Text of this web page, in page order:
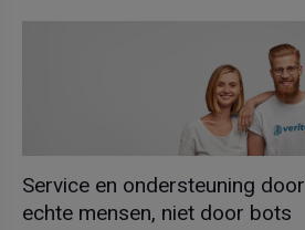
Service en ondersteuning door
echte mensen, niet door bots